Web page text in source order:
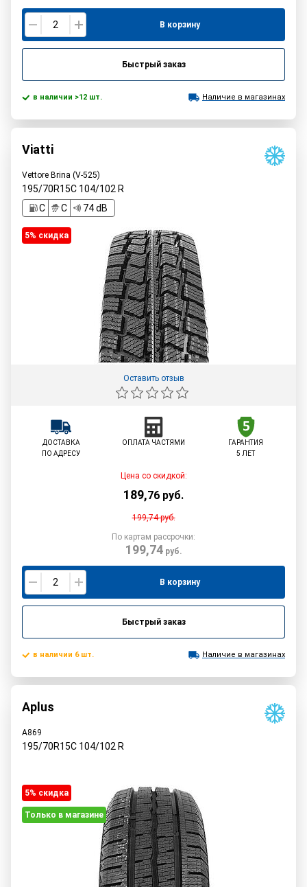
В корзину
Быстрый заказ
в наличии >12 шт. Наличие в магазинах
Viatti
Vettore Brina (V-525)
195/70R15C 104/102 R
C
C 74 dB
5% cкидка
Оставить отзыв
ДОСТАВКА
ПО АДРЕСУ
ОПЛАТА ЧАСТЯМИ
ГАРАНТИЯ
5 ЛЕТ
Цена со скидкой:
189,76 руб.
199,74руб.
По картам рассрочки:
199,74руб.
В корзину
Быстрый заказ
в наличии 6 шт. Наличие в магазинах
Aplus
A869
195/70R15C 104/102 R
5% cкидка
Только в магазине